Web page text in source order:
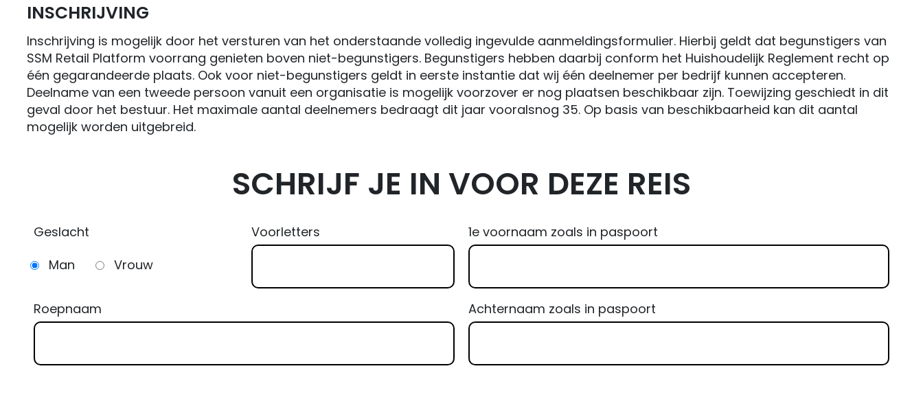
INSCHRIJVING
Inschrijving is mogelijk door het versturen van het onderstaande volledig ingevulde aanmeldingsformulier. Hierbij geldt dat begunstigers van
SSM Retail Platform voorrang genieten boven niet-begunstigers. Begunstigers hebben daarbij conform het Huishoudelijk Reglement recht op
één gegarandeerde plaats. Ook voor niet-begunstigers geldt in eerste instantie dat wij één deelnemer per bedrijf kunnen accepteren.
Deelname van een tweede persoon vanuit een organisatie is mogelijk voorzover er nog plaatsen beschikbaar zijn. Toewijzing geschiedt in dit
geval door het bestuur. Het maximale aantal deelnemers bedraagt dit jaar vooralsnog 35. Op basis van beschikbaarheid kan dit aantal
mogelijk worden uitgebreid.
SCHRIJF JE IN VOOR DEZE REIS
Geslacht
Man
Vrouw
Voorletters 1e voornaam zoals in paspoort
Roepnaam Achternaam zoals in paspoort